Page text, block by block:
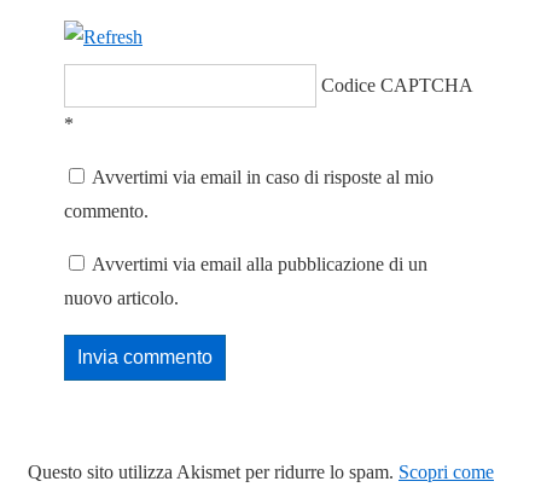
Codice CAPTCHA
*
Avvertimi via email in caso di risposte al mio
commento.
Avvertimi via email alla pubblicazione di un
nuovo articolo.
Questo sito utilizza Akismet per ridurre lo spam. Scopri come